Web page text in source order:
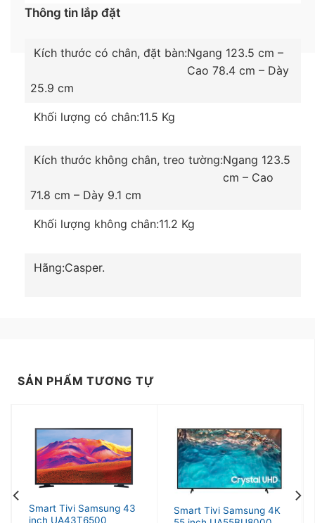
Đa dạng các cổng kết nối
Smart Tivi Casper 4K 55 inch 55UG6100 sẽ là sự
lựa chọn hợp lý cho những ai cần các tác vụ giải trí
cơ bản như xem phim, xem truyền hình.
Thông tin lắp đặt
Kích thước có chân, đặt bàn:Ngang 123.5 cm –
Cao 78.4 cm – Dày
25.9 cm
Khối lượng có chân:11.5 Kg
Kích thước không chân, treo tường:Ngang 123.5
cm – Cao
71.8 cm – Dày 9.1 cm
Khối lượng không chân:11.2 Kg
Hãng:Casper.
SẢN PHẨM TƯƠNG TỰ
Smart Tivi Samsung 43
inch UA43T6500
Smart Tivi Samsung 4K